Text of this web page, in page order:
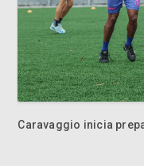
Caravaggio inicia